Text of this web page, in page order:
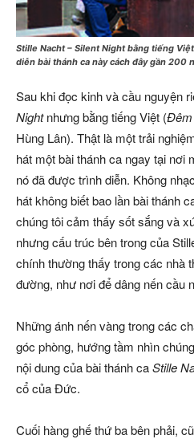
Stille Nacht – Silent Night bằng tiếng
diễn bài thánh ca này cách đây gần 200
Sau khi đọc kinh và cầu nguyện
Nightnhưng bằng tiếng Việt (Đêm
Hùng Lân). Thật là một trải
hát một bài thánh ca ngay tại nơi
nó đã được trình diễn. Không
hát không biết bao lần bài thánh
chúng tôi cảm thấy sốt sắng và
nhưng cấu trúc bên trong của
chính thường thấy trong các nhà
đường, như nơi để dâng nến cầu
Những ánh nến vàng trong các
góc phòng, hướng tầm nhìn
nội dung của bài thánh caStille
cổ của Đức.
Cuối hàng ghế thứ ba bên phải,